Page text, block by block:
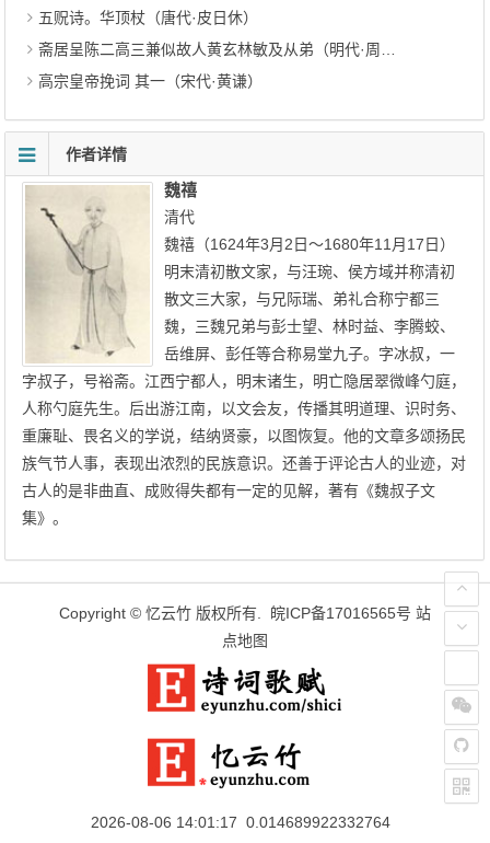
五贶诗。华顶杖（唐代·皮日休）
斋居呈陈二高三兼似故人黄玄林敏及从弟（明代·周玄）
高宗皇帝挽词 其一（宋代·黄谦）
作者详情
魏禧
清代
魏禧（1624年3月2日～1680年11月17日）
明末清初散文家，与汪琬、侯方域并称清初
散文三大家，与兄际瑞、弟礼合称宁都三
魏，三魏兄弟与彭士望、林时益、李腾蛟、
岳维屏、彭任等合称易堂九子。字冰叔，一
字叔子，号裕斋。江西宁都人，明末诸生，明亡隐居翠微峰勺庭，
人称勺庭先生。后出游江南，以文会友，传播其明道理、识时务、
重廉耻、畏名义的学说，结纳贤豪，以图恢复。他的文章多颂扬民
族气节人事，表现出浓烈的民族意识。还善于评论古人的业迹，对
古人的是非曲直、成败得失都有一定的见解，著有《魏叔子文
集》。
Copyright © 忆云竹 版权所有. 皖ICP备17016565号 站
点地图
2026-08-06 14:01:17 0.014689922332764